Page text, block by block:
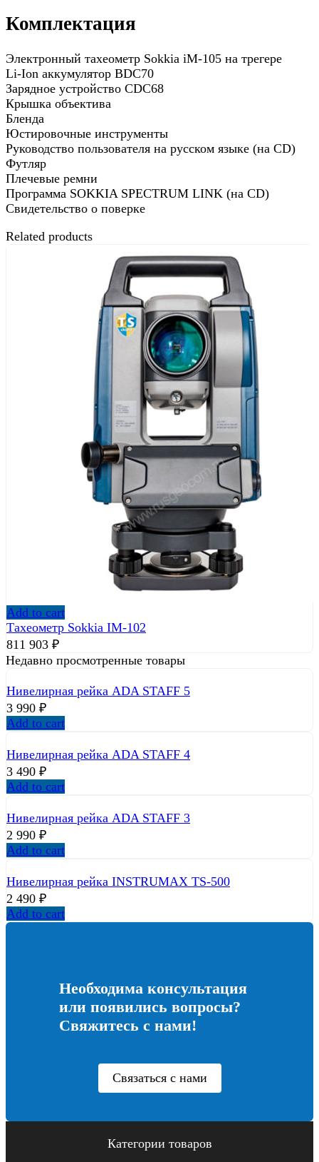
Комплектация
Электронный тахеометр Sokkia iM-105 на трегере
Li-Ion аккумулятор BDC70
Зарядное устройство CDC68
Крышка объектива
Бленда
Юстировочные инструменты
Руководство пользователя на русском языке (на CD)
Футляр
Плечевые ремни
Программа SOKKIA SPECTRUM LINK (на CD)
Свидетельство о поверке
Related products
Add to cart
Тахеометр Sokkia IM-102
811 903 ₽
Недавно просмотренные товары
Нивелирная рейка ADA STAFF 5
3 990 ₽
Add to cart
Нивелирная рейка ADA STAFF 4
3 490 ₽
Add to cart
Нивелирная рейка ADA STAFF 3
2 990 ₽
Add to cart
Нивелирная рейка INSTRUMAX TS-500
2 490 ₽
Add to cart
Необходима консультация
или появились вопросы?
Свяжитесь с нами!
Связаться с нами
Категории товаров